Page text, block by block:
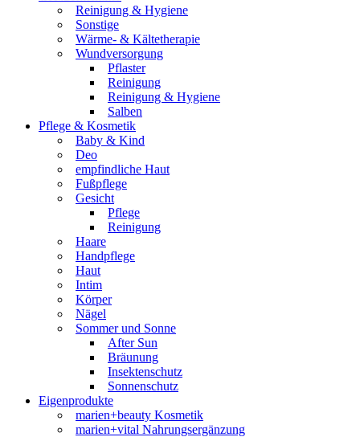
Reinigung & Hygiene
Sonstige
Wärme- & Kältetherapie
Wundversorgung
Pflaster
Reinigung
Reinigung & Hygiene
Salben
Pflege & Kosmetik
Baby & Kind
Deo
empfindliche Haut
Fußpflege
Gesicht
Pflege
Reinigung
Haare
Handpflege
Haut
Intim
Körper
Nägel
Sommer und Sonne
After Sun
Bräunung
Insektenschutz
Sonnenschutz
Eigenprodukte
marien+beauty Kosmetik
marien+vital Nahrungsergänzung